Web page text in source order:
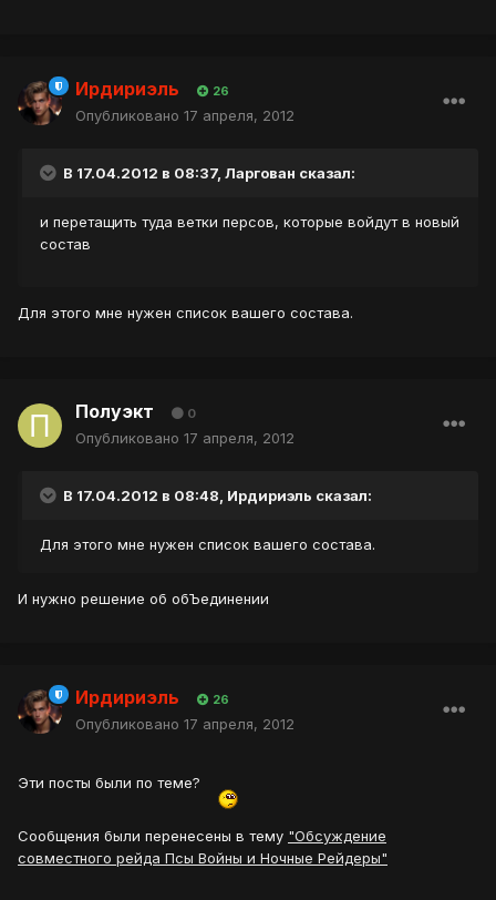
Ирдириэль 26
Опубликовано 17 апреля, 2012
В 17.04.2012 в 08:37, Ларгован сказал:
и перетащить туда ветки персов, которые войдут в новый
состав
Для этого мне нужен список вашего состава.
Полуэкт 0
Опубликовано 17 апреля, 2012
В 17.04.2012 в 08:48, Ирдириэль сказал:
Для этого мне нужен список вашего состава.
И нужно решение об обЪединении
Ирдириэль 26
Опубликовано 17 апреля, 2012
Эти посты были по теме?
Сообщения были перенесены в тему "Обсуждение
совместного рейда Псы Войны и Ночные Рейдеры"